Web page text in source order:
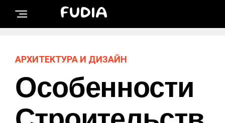
FUDIA
АРХИТЕКТУРА И ДИЗАЙН
Особенности